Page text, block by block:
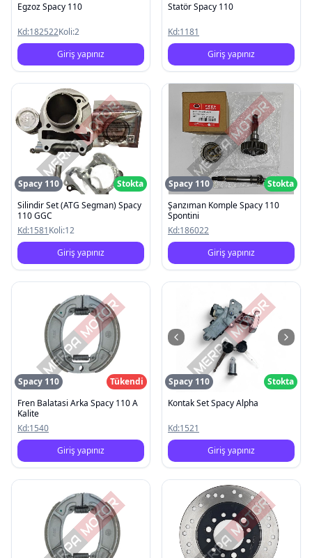
Egzoz Spacy 110
Kd:182522Koli:2
Giriş yapınız
Statör Spacy 110
Kd:1181
Giriş yapınız
Spacy 110
Stokta
Silindir Set (ATG Segman) Spacy
110 GGC
Kd:1581Koli:12
Giriş yapınız
Spacy 110
Stokta
Şanzıman Komple Spacy 110
Spontini
Kd:186022
Giriş yapınız
Spacy 110
Tükendi
Fren Balatasi Arka Spacy 110 A
Kalite
Kd:1540
Giriş yapınız
Spacy 110
Stokta
Kontak Set Spacy Alpha
Kd:1521
Giriş yapınız